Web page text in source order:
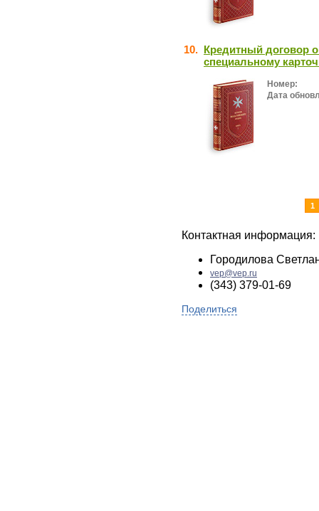
10. Кредитный договор
специальному
Номер:
Дата
1
Контактная информация:
Городилова
vep@vep.ru
(343) 379-01-69
Поделиться